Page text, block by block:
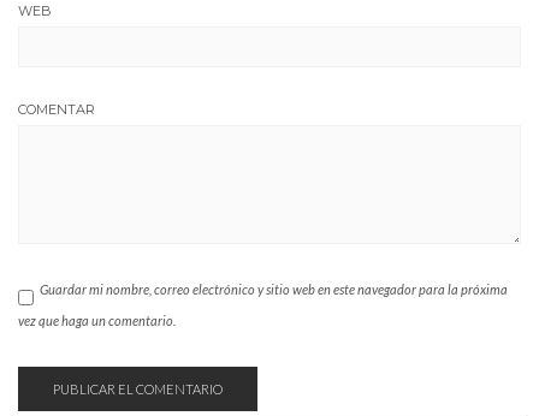
WEB
COMENTAR
Guardar mi nombre, correo electrónico y sitio web en este navegador para la próxima
vez que haga un comentario.